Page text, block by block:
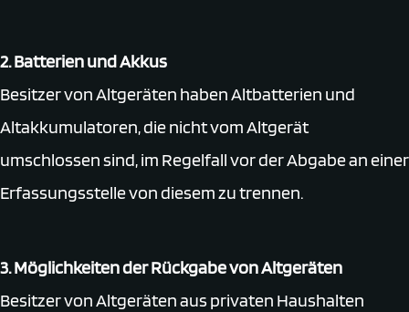
2. Batterien und Akkus
Besitzer von Altgeräten haben Altbatterien und
Altakkumulatoren, die nicht vom Altgerät
umschlossen sind, im Regelfall vor der Abgabe an einer
Erfassungsstelle von diesem zu trennen.
3. Möglichkeiten der Rückgabe von Altgeräten
Besitzer von Altgeräten aus privaten Haushalten